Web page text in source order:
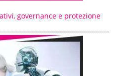
governance e protezione